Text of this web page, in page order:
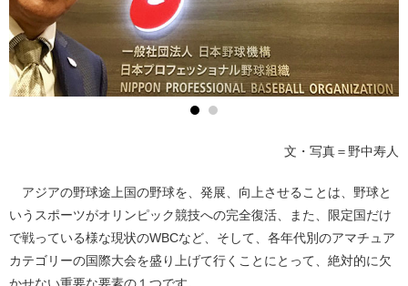
文・写真＝野中寿人
アジアの野球途上国の野球を、発展、向上させることは、野球と
いうスポーツがオリンピック競技への完全復活、また、限定国だけ
で戦っている様な現状のWBCなど、そして、各年代別のアマチュア
カテゴリーの国際大会を盛り上げて行くことにとって、絶対的に欠
かせない重要な要素の１つです。